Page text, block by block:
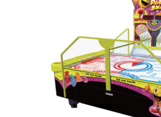
Bonne humeur